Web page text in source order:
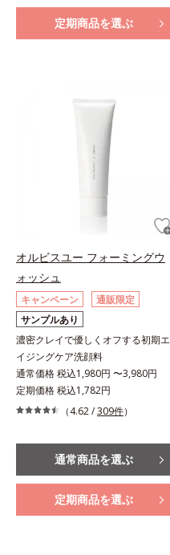
定期商品を選ぶ
オルビスユー フォーミングウ
ォッシュ
キャンペーン
通販限定
サンプルあり
濃密クレイで優しくオフする初期エ
イジングケア洗顔料
通常価格 税込1,980円 〜3,980円
定期価格 税込1,782円
（4.62 /309件）
通常商品を選ぶ
定期商品を選ぶ